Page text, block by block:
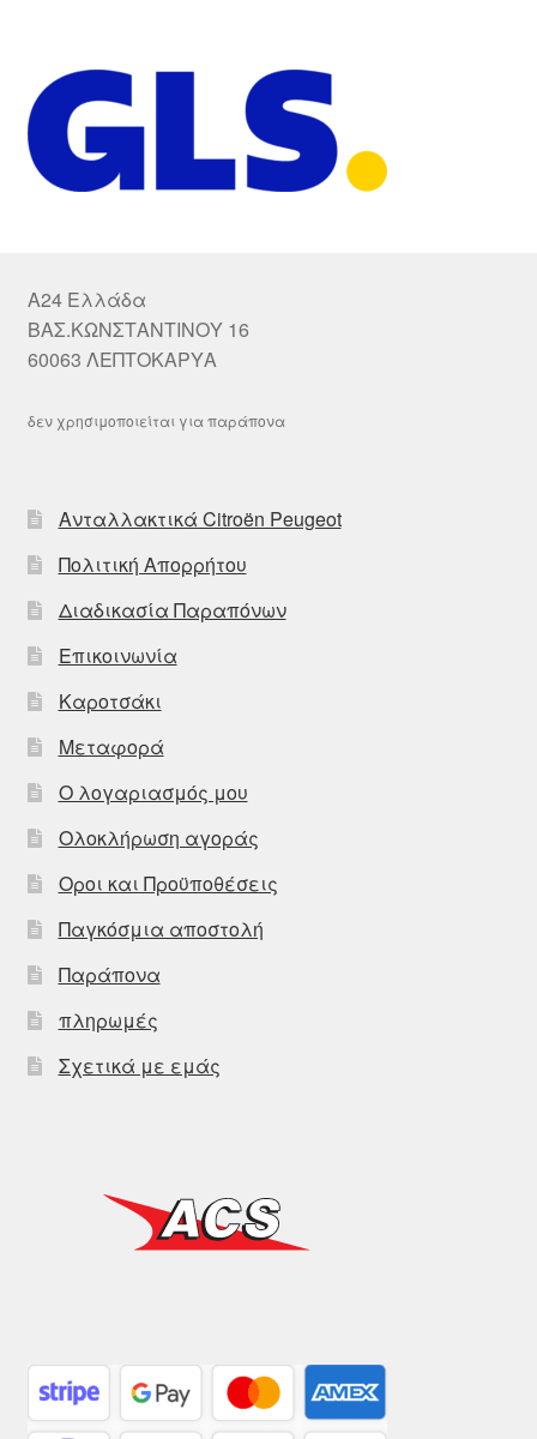
A24 Ελλάδα
ΒΑΣ.ΚΩΝΣΤΑΝΤΙΝΟΥ 16
60063 ΛΕΠΤΟΚΑΡΥΑ
δεν χρησιμοποιείται για παράπονα
Ανταλλακτικά Citroën Peugeot
Πολιτική Απορρήτου
Διαδικασία Παραπόνων
Επικοινωνία
Καροτσάκι
Μεταφορά
Ο λογαριασμός μου
Ολοκλήρωση αγοράς
Οροι και Προϋποθέσεις
Παγκόσμια αποστολή
Παράπονα
πληρωμές
Σχετικά με εμάς